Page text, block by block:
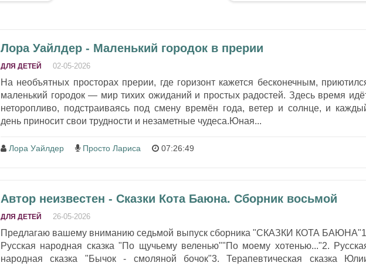
Лора Уайлдер - Маленький городок в прерии
ДЛЯ ДЕТЕЙ 02-05-2026
На необъятных просторах прерии, где горизонт кажется бесконечным,
маленький городок — мир тихих ожиданий и простых радостей. Здесь время
неторопливо, подстраиваясь под смену времён года, ветер и солнце, и
день приносит свои трудности и незаметные чудеса.Юная...
Лора Уайлдер Просто Лариса 07:26:49
Автор неизвестен - Сказки Кота Баюна. Сборник восьмой
ДЛЯ ДЕТЕЙ 26-05-2026
Предлагаю вашему вниманию седьмой выпуск сборника "СКАЗКИ КОТА
Русская народная сказка "По щучьему веленью""По моему хотенью..."2.
народная сказка "Бычок - смоляной бочок"3. Терапевтическая сказка